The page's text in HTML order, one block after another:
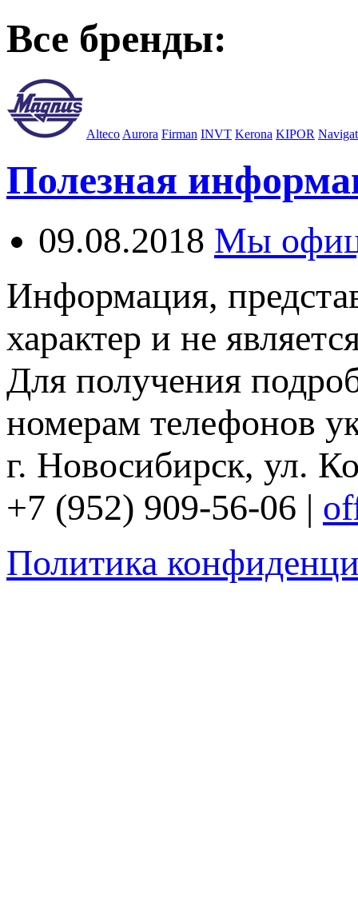
Все бренды:
Alteco Aurora Firman INVT Kerona KIPOR
Полезная
09.08.2018 Мы
Информация,
характер и не
Для получения
номерам телефонов
г. Новосибирск, ул.
+7 (952) 909-56-06 |
Политика